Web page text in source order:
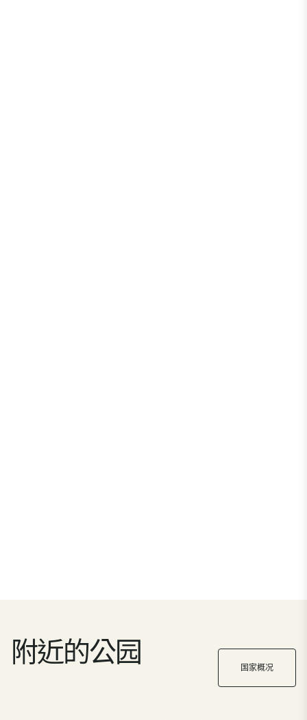
附近的公园 国家概况